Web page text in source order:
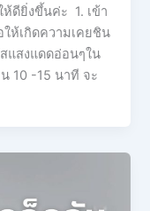
ดียิ่งขึ้นค่ะ 1. เข้า
ห้เกิดความเคยชิน
แสงแดดอ่อนๆใน
10 -15 นาที จะ